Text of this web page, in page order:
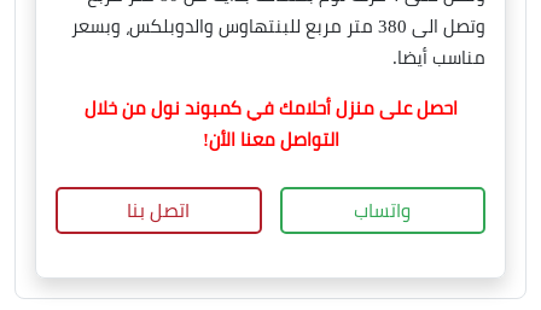
وتصل الى 380 متر مربع للبنتهاوس والدوبلكس، وبسعر
مناسب أيضا.
احصل على منزل أحلامك في كمبوند نول من خلال
التواصل معنا الأن!
واتساب اتصل بنا